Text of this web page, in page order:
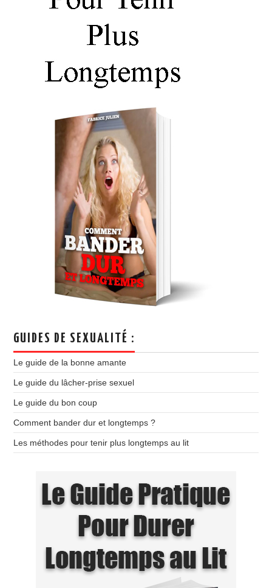
GUIDES DE SEXUALITÉ :
Le guide de la bonne amante
Le guide du lâcher-prise sexuel
Le guide du bon coup
Comment bander dur et longtemps ?
Les méthodes pour tenir plus longtemps au lit